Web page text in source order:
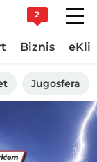
2
Biznis
Jugosfera